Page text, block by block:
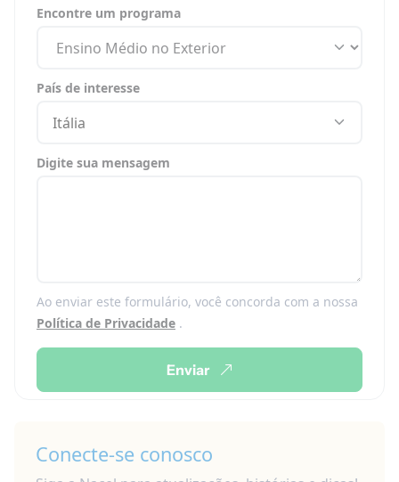
Encontre um programa
País de interesse
Itália
Digite sua mensagem
Ao enviar este formulário, você concorda com a nossa
Política de Privacidade .
Enviar
Conecte-se conosco